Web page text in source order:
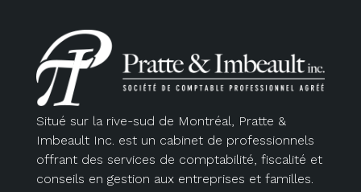
Situé sur la rive-sud de Montréal, Pratte &
Imbeault Inc. est un cabinet de professionnels
offrant des services de comptabilité, fiscalité et
conseils en gestion aux entreprises et familles.